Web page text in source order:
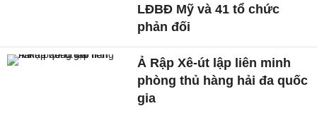
LĐBĐ Mỹ và 41 tổ chức
phản đối
Ả Rập Xê-út lập liên minh
phòng thủ hàng hải đa quốc
gia